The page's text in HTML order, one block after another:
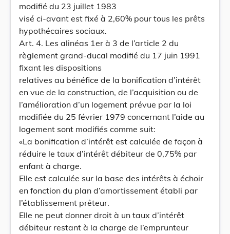
modifié du 23 juillet 1983
visé ci-avant est fixé à 2,60% pour tous les prêts
hypothécaires sociaux.
Art. 4. Les alinéas 1er à 3 de l’article 2 du
règlement grand-ducal modifié du 17 juin 1991
fixant les dispositions
relatives au bénéfice de la bonification d’intérêt
en vue de la construction, de l’acquisition ou de
l’amélioration d’un logement prévue par la loi
modifiée du 25 février 1979 concernant l’aide au
logement sont modifiés comme suit:
«La bonification d’intérêt est calculée de façon à
réduire le taux d’intérêt débiteur de 0,75% par
enfant à charge.
Elle est calculée sur la base des intérêts à échoir
en fonction du plan d’amortissement établi par
l’établissement prêteur.
Elle ne peut donner droit à un taux d’intérêt
débiteur restant à la charge de l’emprunteur